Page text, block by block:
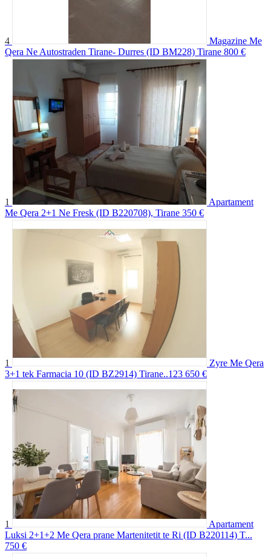
4
Magazine Me
Qera Ne Autostraden Tirane- Durres (ID BM228) Tirane 800 €
1
Apartament
Me Qera 2+1 Ne Fresk (ID B220708), Tirane 350 €
1
Zyre Me Qera
3+1 tek Farmacia 10 (ID BZ2914) Tirane..123 650 €
1
Apartament
Luksi 2+1+2 Me Qera prane Martenitetit te Ri (ID B220114) T...
750 €